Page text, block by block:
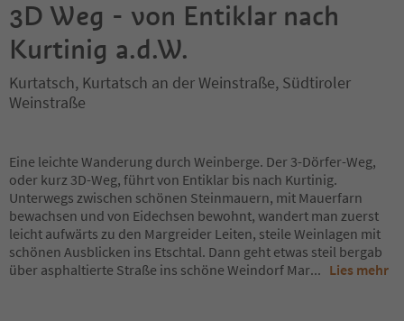
3D Weg - von Entiklar nach
Kurtinig a.d.W.
Kurtatsch, Kurtatsch an der Weinstraße, Südtiroler
Weinstraße
Eine leichte Wanderung durch Weinberge. Der 3-Dörfer-Weg,
oder kurz 3D-Weg, führt von Entiklar bis nach Kurtinig.
Unterwegs zwischen schönen Steinmauern, mit Mauerfarn
bewachsen und von Eidechsen bewohnt, wandert man zuerst
leicht aufwärts zu den Margreider Leiten, steile Weinlagen mit
schönen Ausblicken ins Etschtal. Dann geht etwas steil bergab
über asphaltierte Straße ins schöne Weindorf Mar... Lies mehr